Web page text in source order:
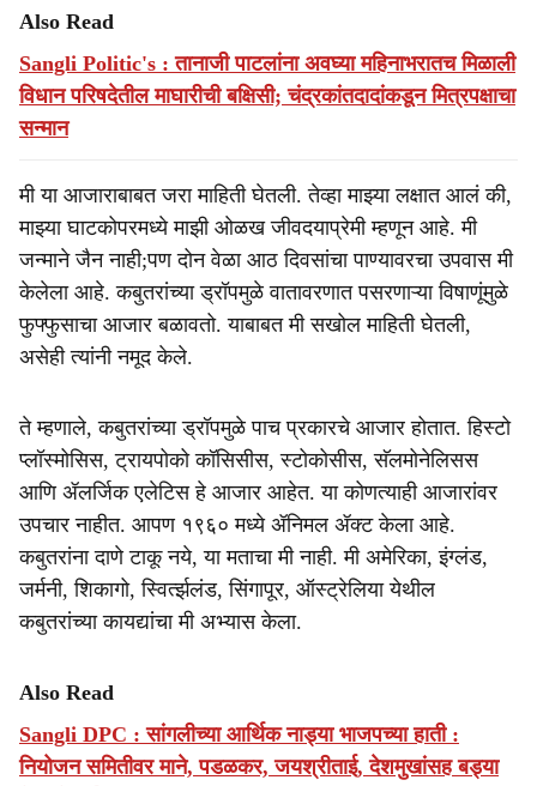
Also Read
Sangli Politic's : तानाजी पाटलांना अवघ्या महिनाभरातच मिळाली
विधान परिषदेतील माघारीची बक्षिसी; चंद्रकांतदादांकडून मित्रपक्षाचा
सन्मान
मी या आजाराबाबत जरा माहिती घेतली. तेव्हा माझ्या लक्षात आलं की,
माझ्या घाटकोपरमध्ये माझी ओळख जीवदयाप्रेमी म्हणून आहे. मी
जन्माने जैन नाही;पण दोन वेळा आठ दिवसांचा पाण्यावरचा उपवास मी
केलेला आहे. कबुतरांच्या ड्रॉपमुळे वातावरणात पसरणाऱ्या विषाणूंमुळे
फुफ्फुसाचा आजार बळावतो. याबाबत मी सखोल माहिती घेतली,
असेही त्यांनी नमूद केले.
ते म्हणाले, कबुतरांच्या ड्रॉपमुळे पाच प्रकारचे आजार होतात. हिस्टो
प्लॉस्मोसिस, ट्रायपोको कॉसिसीस, स्टोकोसीस, सॅलमोनेलिसस
आणि ॲलर्जिक एलेटिस हे आजार आहेत. या कोणत्याही आजारांवर
उपचार नाहीत. आपण १९६० मध्ये ॲनिमल ॲक्ट केला आहे.
कबुतरांना दाणे टाकू नये, या मताचा मी नाही. मी अमेरिका, इंग्लंड,
जर्मनी, शिकागो, स्विर्त्झलंड, सिंगापूर, ऑस्ट्रेलिया येथील
कबुतरांच्या कायद्यांचा मी अभ्यास केला.
Also Read
Sangli DPC : सांगलीच्या आर्थिक नाड्या भाजपच्या हाती :
नियोजन समितीवर माने, पडळकर, जयश्रीताई, देशमुखांसह बड्या